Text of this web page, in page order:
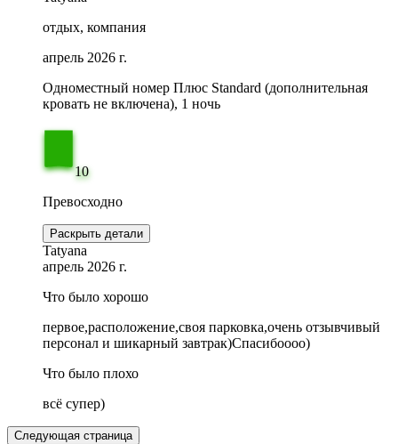
отдых, компания
апрель 2026 г.
Одноместный номер Плюс Standard (дополнительная
кровать не включена), 1 ночь
10
Превосходно
Раскрыть детали
Tatyana
апрель 2026 г.
Что было хорошо
первое,расположение,своя парковка,очень отзывчивый
персонал и шикарный завтрак)Спасибоооо)
Что было плохо
всё супер)
Следующая страница